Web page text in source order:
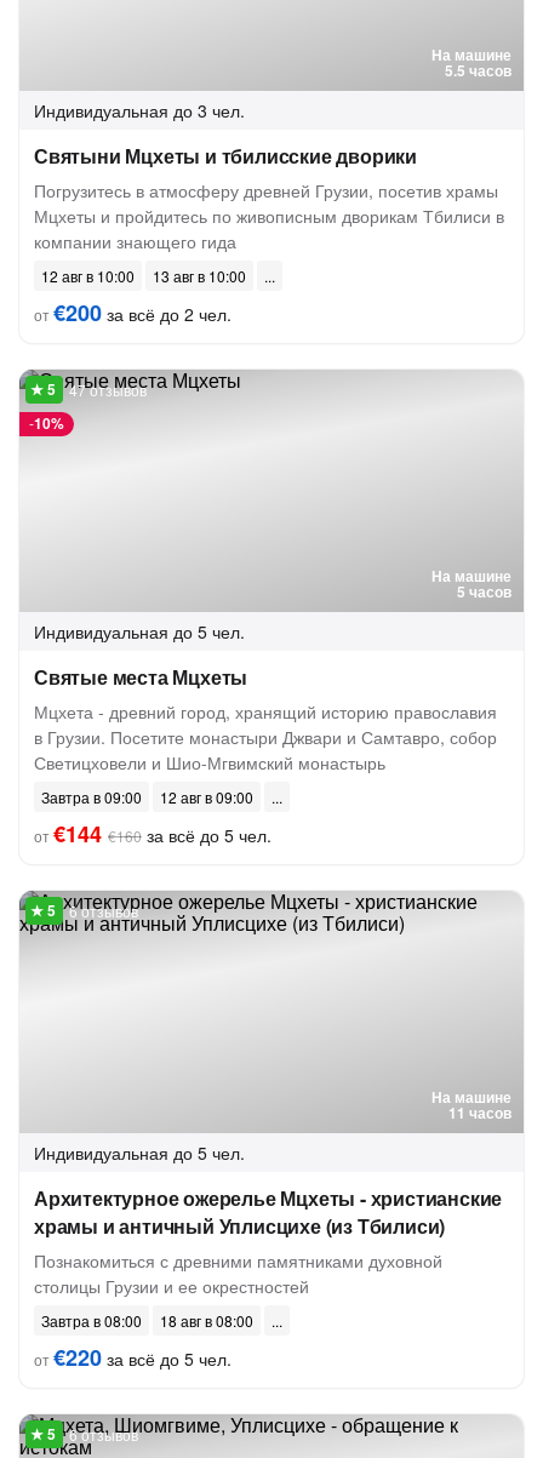
На машине
5.5 часов
Индивидуальная до 3 чел.
Святыни Мцхеты и тбилисские дворики
Погрузитесь в атмосферу древней Грузии, посетив храмы
Мцхеты и пройдитесь по живописным дворикам Тбилиси в
компании знающего гида
12 авг в 10:00
13 авг в 10:00
от€200 за всё до 2 чел.
На машине
5 часов
-10%
47 отзывов
Индивидуальная до 5 чел.
Святые места Мцхеты
Мцхета - древний город, хранящий историю православия
в Грузии. Посетите монастыри Джвари и Самтавро, собор
Светицховели и Шио-Мгвимский монастырь
Завтра в 09:00
12 авг в 09:00
от€144 €160 за всё до 5 чел.
На машине
11 часов
6 отзывов
Индивидуальная до 5 чел.
Архитектурное ожерелье Мцхеты - христианские
храмы и античный Уплисцихе (из Тбилиси)
Познакомиться с древними памятниками духовной
столицы Грузии и ее окрестностей
Завтра в 08:00
18 авг в 08:00
от€220 за всё до 5 чел.
6 отзывов